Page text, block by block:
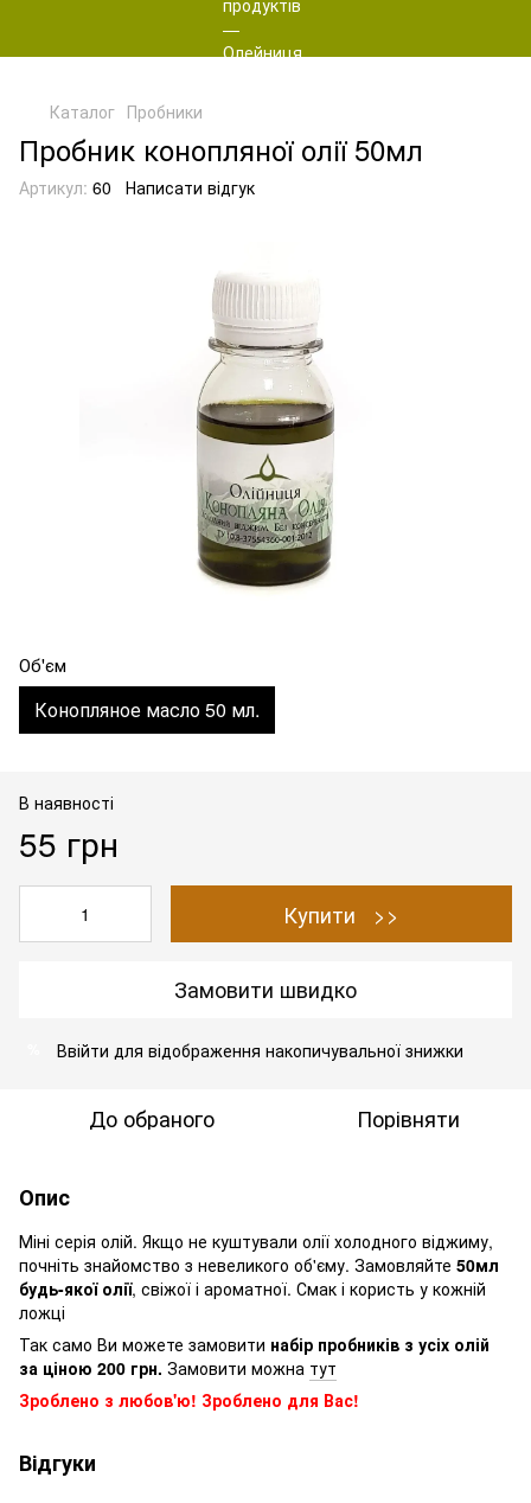
Каталог Пробники
Пробник конопляної олії 50мл
Артикул: 60 Написати відгук
Об'єм
Конопляное масло 50 мл.
В наявності
55 грн
Купити >>
Замовити швидко
Ввійти для відображення накопичувальної знижки
До обраного Порівняти
Опис
Міні серія олій. Якщо не куштували олії холодного віджиму,
почніть знайомство з невеликого об'єму. Замовляйте 50мл
будь-якої олії, свіжої і ароматної. Смак і користь у кожній
ложці
Так само Ви можете замовити набір пробників з усіх олій
за ціною 200 грн. Замовити можна тут
Зроблено з любов'ю! Зроблено для Вас!
Відгуки